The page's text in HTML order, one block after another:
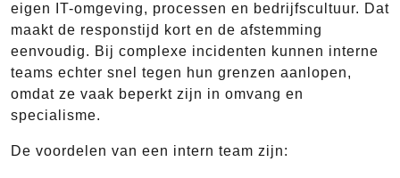
eigen IT-omgeving, processen en bedrijfscultuur. Dat
maakt de responstijd kort en de afstemming
eenvoudig. Bij complexe incidenten kunnen interne
teams echter snel tegen hun grenzen aanlopen,
omdat ze vaak beperkt zijn in omvang en
specialisme.
De voordelen van een intern team zijn: